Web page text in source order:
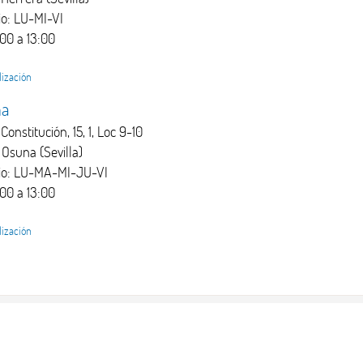
LU-MI-VI
a 13:00
15, 1, Loc 9-10
(Sevilla)
LU-MA-MI-JU-VI
a 13:00